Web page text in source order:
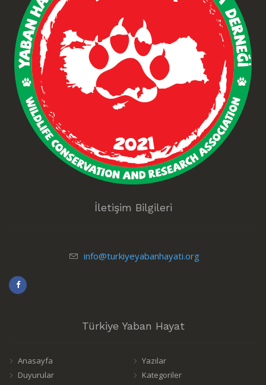
İletişim Bilgileri
info@turkiyeyabanhayati.org
Türkiye Yaban Hayat
Anasayfa
Yazılar
Duyurular
Kategoriler